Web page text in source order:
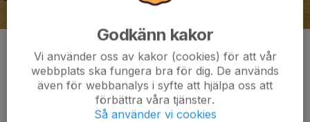
Kommentarer
Godkänn kakor
Vi använder oss av kakor (cookies) för att vår
webbplats ska fungera bra för dig. De används
även för webbanalys i syfte att hjälpa oss att
förbättra våra tjänster.
Så använder vi cookies